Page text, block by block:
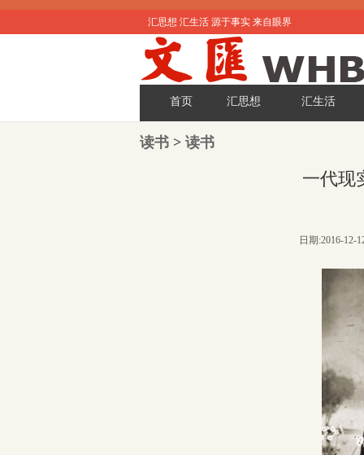
汇思想 汇生活 源于事实 来自眼界
首页 汇思想 汇生活
读书 > 读书
一代现
日期:2016-12-